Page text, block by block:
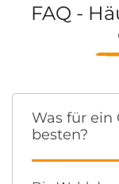
FAQ -
Was für ein
besten?